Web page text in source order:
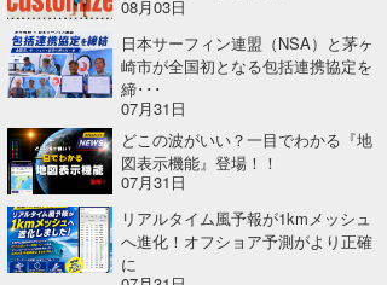
08月03日
日本サーフィン連盟（NSA）と茅ヶ
崎市が全国初となる包括連携協定を
締･･･
07月31日
どこの波がいい？一目でわかる『地
図表示機能』登場！！
07月31日
リアルタイム風予報が1kmメッシュ
へ進化！オフショア予測がより正確
に
OYZ
S.K
Soulman
VAGY
waka☆=
YUKI☆